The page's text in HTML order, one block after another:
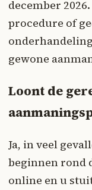
december
procedure of
gewone
Loont de
Ja, in veel
beginnen rond
online en u